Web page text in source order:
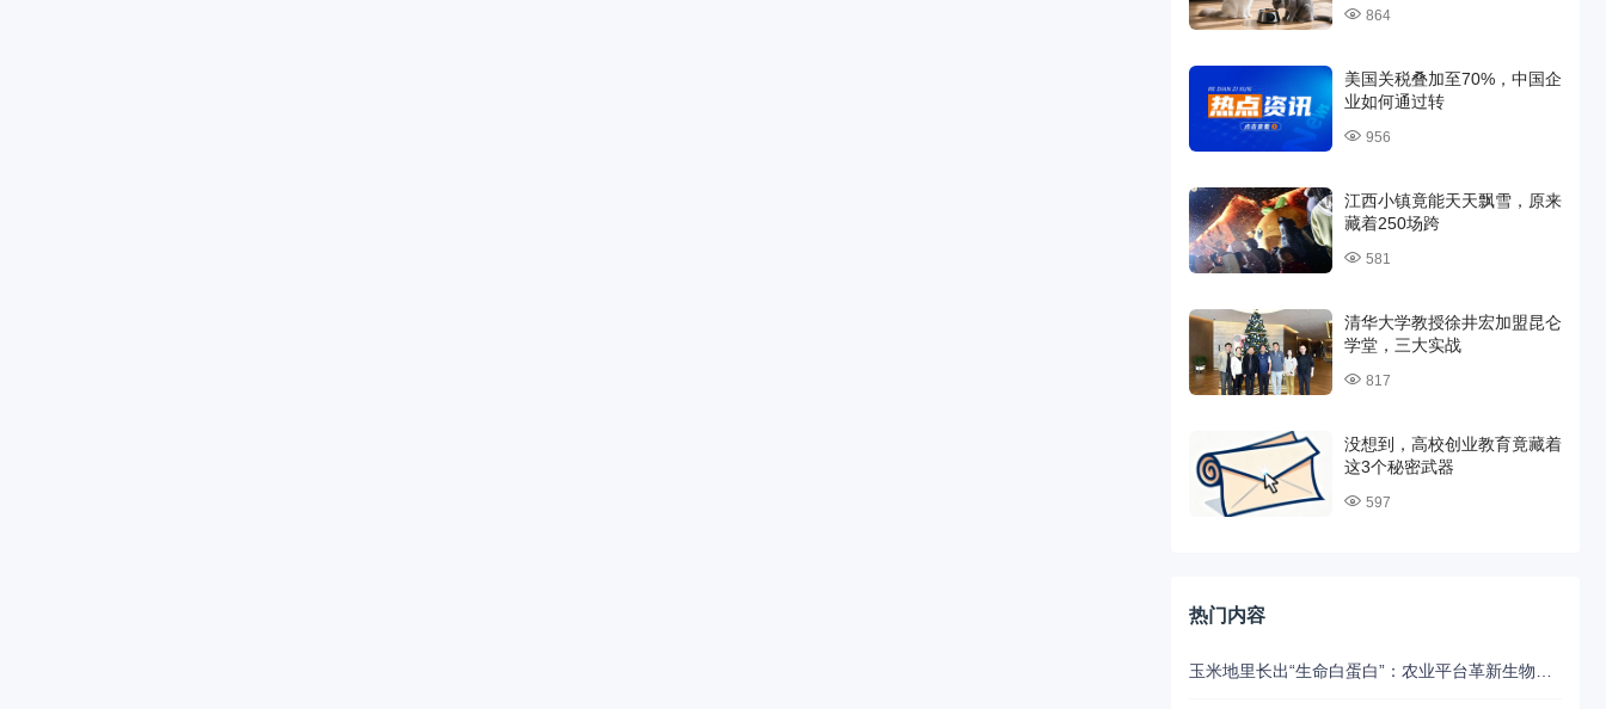
864
美国关税叠加至70%，中国企
业如何通过转
956
江西小镇竟能天天飘雪，原来
藏着250场跨
581
清华大学教授徐井宏加盟昆仑
学堂，三大实战
817
没想到，高校创业教育竟藏着
这3个秘密武器
597
热门内容